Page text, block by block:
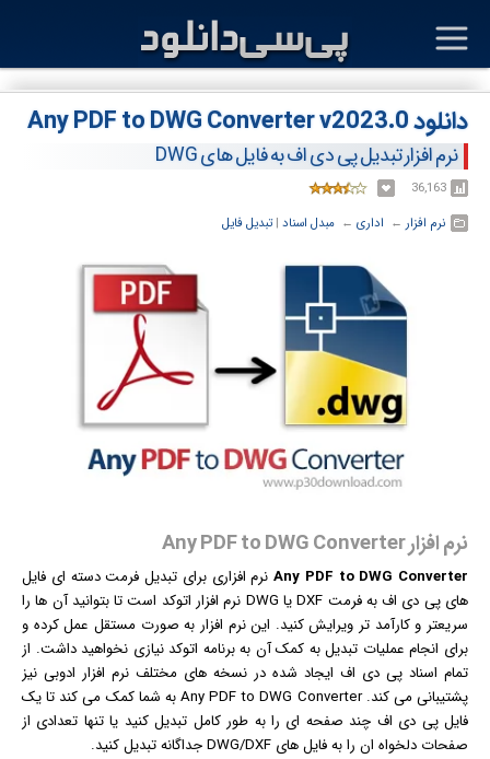
دانلود Any PDF to DWG Converter v2023.0
نرم افزار تبدیل پی دی اف به فایل های DWG
36,163
نرم افزار ← ‏ اداری ← ‏ مبدل اسناد ‏|تبدیل فایل
نرم افزار Any PDF to DWG Converter
Any PDF to DWG Converter نرم افزاری برای تبدیل فرمت دسته ای فایل
های پی دی اف به فرمت DXF یا DWG نرم افزار اتوکد است تا بتوانید آن ها را
سریعتر و کارآمد تر ویرایش کنید. این نرم افزار به صورت مستقل عمل کرده و
برای انجام عملیات تبدیل به کمک آن به برنامه اتوکد نیازی نخواهید داشت. از
تمام اسناد پی دی اف ایجاد شده در نسخه های مختلف نرم افزار ادوبی نیز
پشتیبانی می کند. Any PDF to DWG Converter به شما کمک می کند تا یک
فایل پی دی اف چند صفحه ای را به طور کامل تبدیل کنید یا تنها تعدادی از
صفحات دلخواه ان را به فایل های DWG/DXF جداگانه تبدیل کنید.